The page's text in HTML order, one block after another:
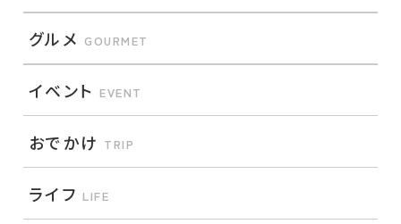
グルメ GOURMET
イベント EVENT
おでかけ TRIP
ライフ LIFE